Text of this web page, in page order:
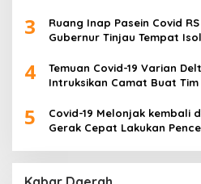
3
Ruang Inap Pasein Covid
Gubernur Tinjau Tempat
4
Temuan Covid-19 Varian
Intruksikan Camat Buat Tim
5
Covid-19 Melonjak kembali
Gerak Cepat Lakukan